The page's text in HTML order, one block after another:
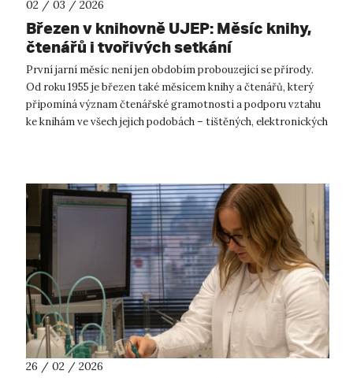
02 / 03 / 2026
Březen v knihovně UJEP: Měsíc knihy,
čtenářů i tvořivých setkání
První jarní měsíc není jen obdobím probouzející se přírody.
Od roku 1955 je březen také měsícem knihy a čtenářů, který
připomíná význam čtenářské gramotnosti a podporu vztahu
ke knihám ve všech jejich podobách – tištěných, elektronických
26 / 02 / 2026